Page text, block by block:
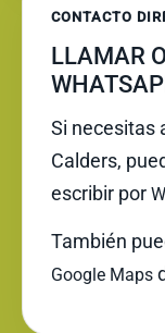
CONTACTO
LLAMAR
Si necesitas
Calders,
escribir por
También
Google Maps